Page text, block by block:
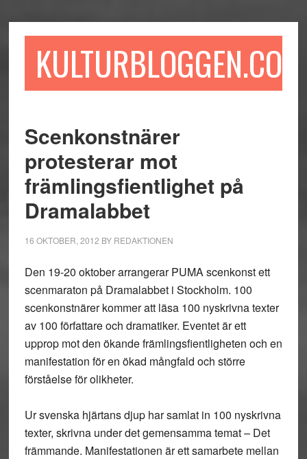
till
till
sidofältet
till
KULTURBLOGGEN.COM
Scenkonstnärer
protesterar mot
främlingsfientlighet på
Dramalabbet
16 OKTOBER, 2012 BY REDAKTIONEN
Den 19-20 oktober arrangerar PUMA scenkonst ett
scenmaraton på Dramalabbet i Stockholm. 100
scenkonstnärer kommer att läsa 100 nyskrivna texter
av 100 författare och dramatiker. Eventet är ett
upprop mot den ökande främlingsfientligheten och en
manifestation för en ökad mångfald och större
förståelse för olikheter.
Ur svenska hjärtans djup har samlat in 100 nyskrivna
texter, skrivna under det gemensamma temat – Det
främmande. Manifestationen är ett samarbete mellan